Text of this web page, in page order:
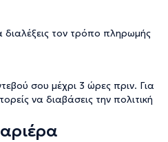
διαλέξεις τον τρόπο πληρωμής
σου μέχρι 3 ώρες πριν. Για
να διαβάσεις την πολιτική